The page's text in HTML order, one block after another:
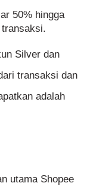
50% hingga
Silver dan
transaksi dan
adalah
utama Shopee